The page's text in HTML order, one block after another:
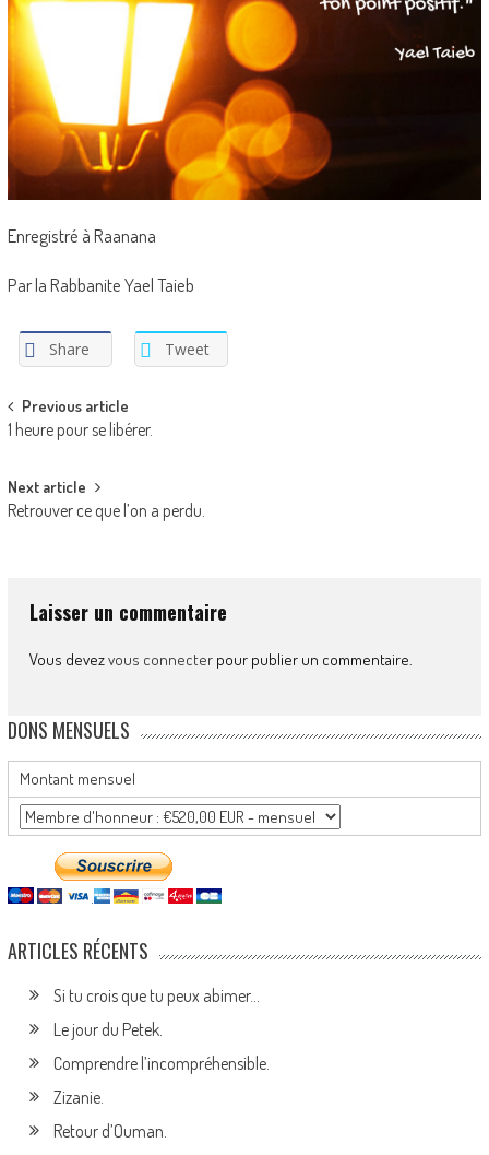
Enregistré à Raanana
Par la Rabbanite Yael Taieb
Share Tweet
Post
navigation
Previous article
1 heure pour se libérer.
Next article
Retrouver ce que l’on a perdu.
Laisser un commentaire
Vous devezvous connecterpour publier un commentaire.
DONS MENSUELS
Montant mensuel
ARTICLES RÉCENTS
Si tu crois que tu peux abimer…
Le jour du Petek.
Comprendre l’incompréhensible.
Zizanie.
Retour d’Ouman.